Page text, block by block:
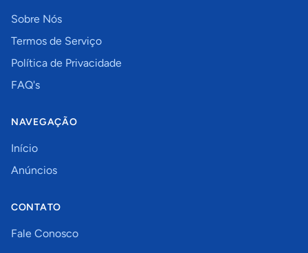
Sobre Nós
Termos de Serviço
Política de Privacidade
FAQ's
NAVEGAÇÃO
Início
Anúncios
CONTATO
Fale Conosco